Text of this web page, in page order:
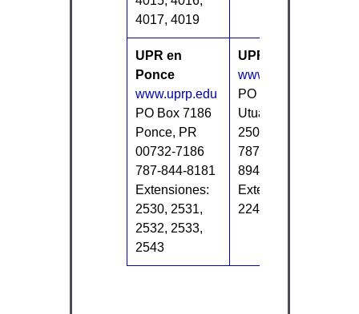
4017, 4019
UPR en
Ponce
www.uprp.edu
PO Box 7186
Ponce, PR
00732-7186
787-844-8181
Extensiones:
2530, 2531,
2532, 2533,
2543
UPR en Utuado
www.uprutuado.edu
PO Box 2500
Utuado, PR 00641-
2500
787-894-2828, 787-
894-2316
Extensiones: 2240,
2246, 2248